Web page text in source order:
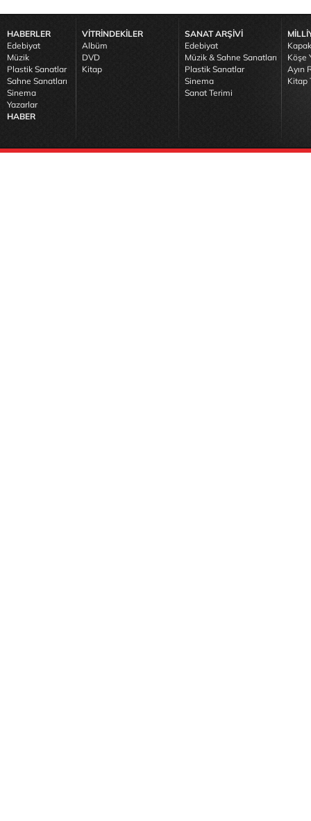
HABERLER
Edebiyat
Müzik
Plastik Sanatlar
Sahne Sanatları
Sinema
Yazarlar
HABER
VİTRİNDEKİLER
Albüm
DVD
Kitap
SANAT ARŞİVİ
Edebiyat
Müzik & Sahne Sanatları
Plastik Sanatlar
Sinema
Sanat Terimi
Köşe
Ayın
Kitap